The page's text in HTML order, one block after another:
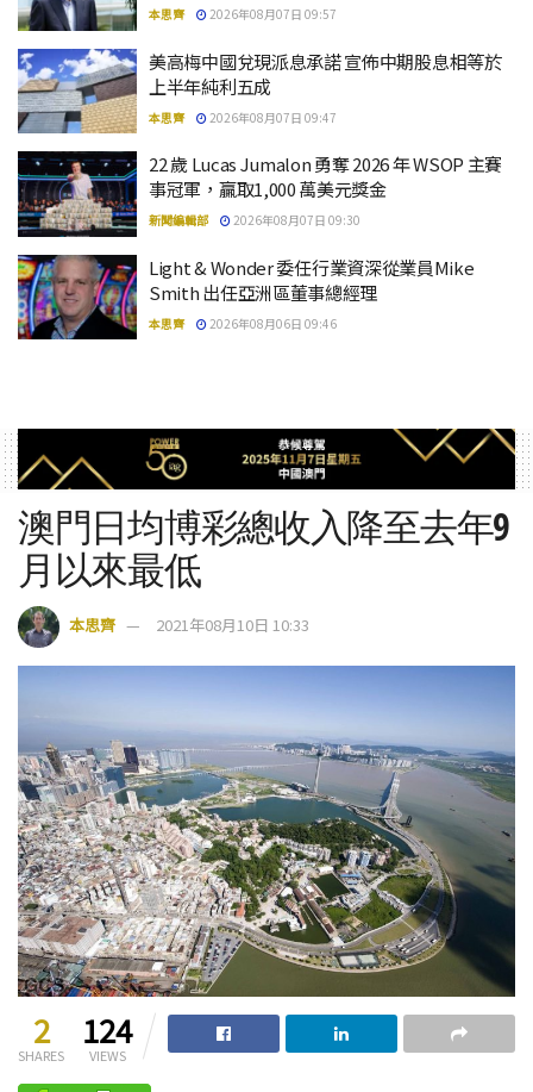
本思齊 2026年08月07日 09:57
美高梅中國兌現派息承諾 宣佈中期股息相等於
上半年純利五成
本思齊 2026年08月07日 09:47
22 歲 Lucas Jumalon 勇奪 2026 年 WSOP 主賽
事冠軍，贏取1,000 萬美元獎金
新聞編輯部 2026年08月07日 09:30
Light & Wonder 委任行業資深從業員Mike
Smith 出任亞洲區董事總經理
本思齊 2026年08月06日 09:46
澳門日均博彩總收入降至去年9
月以來最低
本思齊 2021年08月10日 10:33
2
SHARES
124
VIEWS